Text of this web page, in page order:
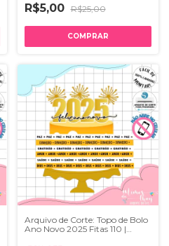
R$5,00 R$25,00
Arquivo de Corte: Topo de Bolo
Ano Novo 2025 Fitas 110 |